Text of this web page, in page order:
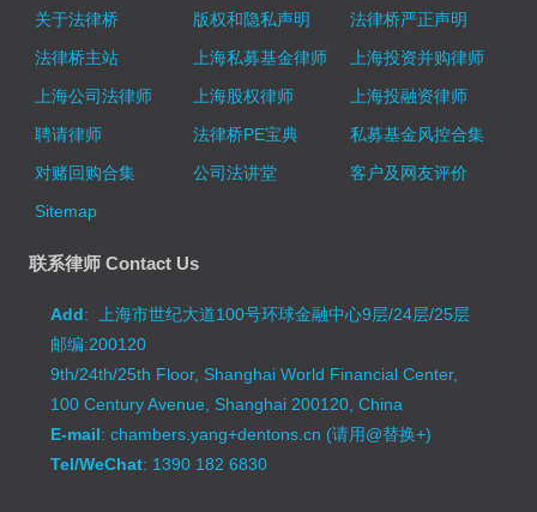
关于法律桥 版权和隐私声明
法律桥严正声明
法律桥主站
上海私募基金律师
上海投资并购律师
上海公司法律师
上海股权律师
上海投融资律师
聘请律师
法律桥PE宝典
私募基金风控合集
对赌回购合集
公司法讲堂
客户及网友评价
Sitemap
联系律师 Contact Us
Add: 上海市世纪大道100号环球金融中心9层/24层/25层
邮编:200120
9th/24th/25th Floor, Shanghai World Financial Center,
100 Century Avenue, Shanghai 200120, China
E-mail: chambers.yang+dentons.cn (请用@替换+)
Tel/WeChat: 1390 182 6830